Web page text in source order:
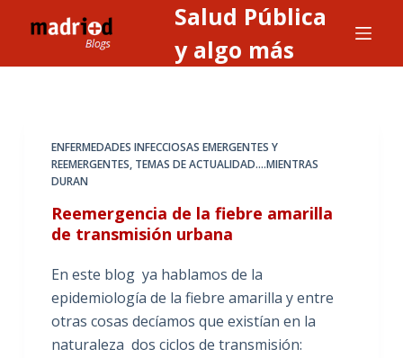
l
Salud Pública
y algo más
ENFERMEDADES INFECCIOSAS EMERGENTES Y
REEMERGENTES, TEMAS DE ACTUALIDAD....MIENTRAS
DURAN
Reemergencia de la fiebre amarilla
de transmisión urbana
En este blog ya hablamos de la
epidemiología de la fiebre amarilla y entre
otras cosas decíamos que existían en la
naturaleza dos ciclos de transmisión: